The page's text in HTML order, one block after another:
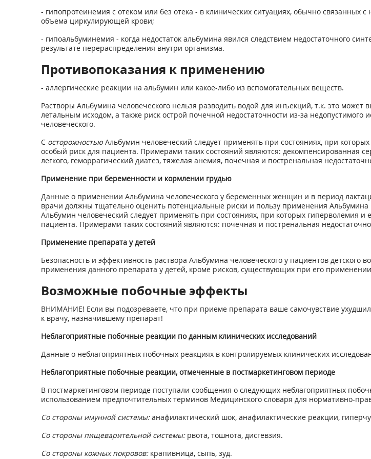
- гипопротеинемия с отеком или без отека - в клинических ситуациях, обычно
объема циркулирующей крови;
- гипоальбуминемия - когда недостаток альбумина явился следствием недостаточного
результате перераспределения внутри организма.
Противопоказания к применению
- аллергические реакции на альбумин или какое-либо из вспомогательных веществ.
Растворы Альбумина человеческого нельзя разводить водой для инъекций, т.к. это
летальным исходом, а также риск острой почечной недостаточности из-за
человеческого.
С осторожностьюАльбумин человеческий следует применять при состояниях, при
особый риск для пациента. Примерами таких состояний являются: декомпенсированная
легкого, геморрагический диатез, тяжелая анемия, почечная и постренальная
Применение при беременности и кормлении грудью
Данные о применении Альбумина человеческого у беременных женщин и в период
врачи должны тщательно оценить потенциальные риски и пользу применения
Альбумин человеческий следует применять при состояниях, при которых гиперволемия
пациента. Примерами таких состояний являются: почечная и постренальная
Применение препарата у детей
Безопасность и эффективность раствора Альбумина человечеcкого у пациентов детского
применения данного препарата у детей, кроме рисков, существующих при его
Возможные побочные эффекты
ВНИМАНИЕ! Если вы подозреваете, что при приеме препарата ваше самочувствие
к врачу, назначившему препарат!
Неблагоприятные побочные реакции по данным клинических исследований
Данные о неблагоприятных побочных реакциях в контролируемых клинических
Неблагоприятные побочные реакции, отмеченные в постмаркетинговом периоде
В постмаркетинговом периоде поступали сообщения о следующих неблагоприятных
использованием предпочтительных терминов Медицинского словаря для нормативно-
Со стороны имунной системы:анафилактический шок, анафилактические реакции,
Со стороны пищеварительной системы:рвота, тошнота, дисгевзия.
Со стороны кожных покровов:крапивница, сыпь, зуд.